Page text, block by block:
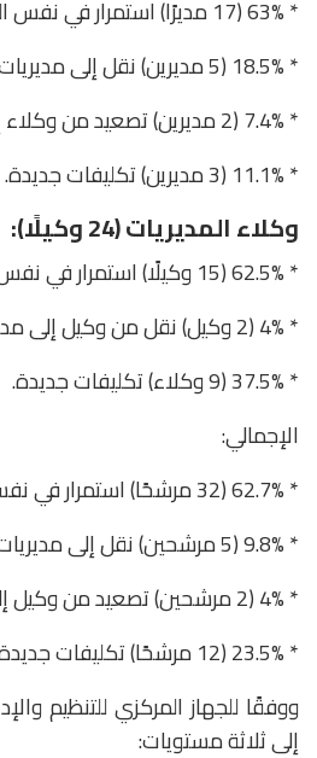
* 63% (17 مديرًا) استمرار في نفس المديرية.
* 18.5% (5 مديرين) نقل إلى مديريات أخرى.
* 7.4% (2 مديرين) تصعيد من وكلاء إلى مديري مديريات.
* 11.1% (3 مديرين) تكليفات جديدة.
وكلاء المديريات (24 وكيلًا):
* 62.5% (15 وكيلًا) استمرار في نفس المديرية.
* 4% (2 وكيل) نقل من وكيل إلى مدير.
* 37.5% (9 وكلاء) تكليفات جديدة.
الإجمالي:
* 62.7% (32 مرشحًا) استمرار في نفس المديرية.
* 9.8% (5 مرشحين) نقل إلى مديريات أخرى.
* 4% (2 مرشحين) تصعيد من وكيل إلى مدير.
* 23.5% (12 مرشحًا) تكليفات جديدة.
ووفقًا للجهاز المركزي للتنظيم
إلى ثلاثة مستويات: